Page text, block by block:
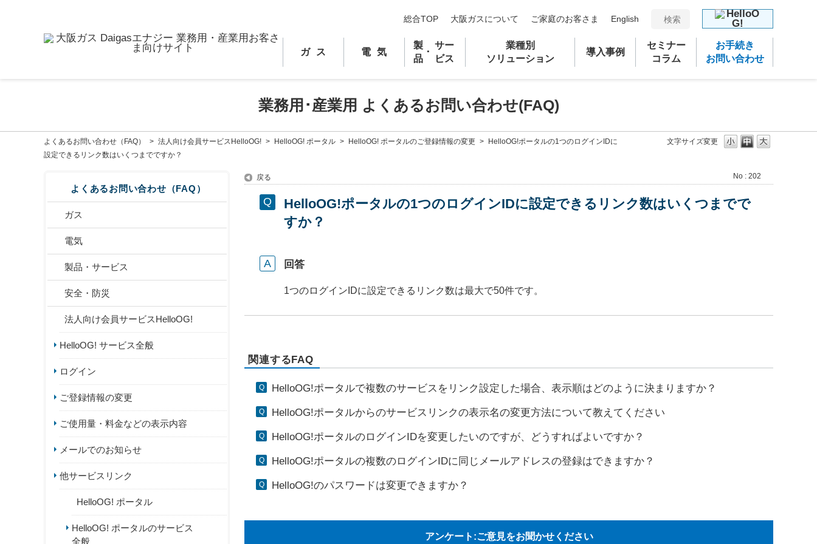
総合TOP 大阪ガスについて ご家庭のお客さま English
ガス 電気
製
品
･
サー
ビス
業種別
ソリューション
導入事例
セミナー
コラム
お手続き
お問い合わせ
業務用 ･ 産業用 よくあるお問い合わせ(FAQ)
文字サイズ変更
よくあるお問い合わせ（FAQ） > 法人向け会員サービスHelloOG! > HelloOG! ポータル > HelloOG! ポータルのご登録情報の変更 >
HelloOG!ポータルの1つのログインIDに
設定できるリンク数はいくつまでですか？
よくあるお問い合わせ（FAQ）
ガス
電気
製品・サービス
安全・防災
法人向け会員サービスHelloOG!
HelloOG! サービス全般
ログイン
ご登録情報の変更
ご使用量・料金などの表示内容
メールでのお知らせ
他サービスリンク
HelloOG! ポータル
HelloOG! ポータルのサービス
全般
戻る No : 202
HelloOG!ポータルの1つのログインIDに設定できるリンク数はいくつまでで
すか？
回答
1つのログインIDに設定できるリンク数は最大で50件です。
関連するFAQ
HelloOG!ポータルで複数のサービスをリンク設定した場合、表示順はどのように決まりますか？
HelloOG!ポータルからのサービスリンクの表示名の変更方法について教えてください
HelloOG!ポータルのログインIDを変更したいのですが、どうすればよいですか？
HelloOG!ポータルの複数のログインIDに同じメールアドレスの登録はできますか？
HelloOG!のパスワードは変更できますか？
アンケート:ご意見をお聞かせください